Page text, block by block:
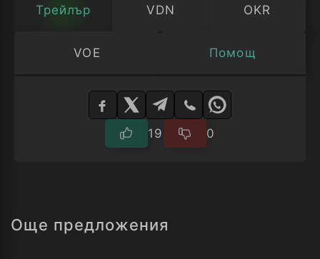
Трейлър VDN OKR
VOE Помощ
Изберете
19 0
Още предложения